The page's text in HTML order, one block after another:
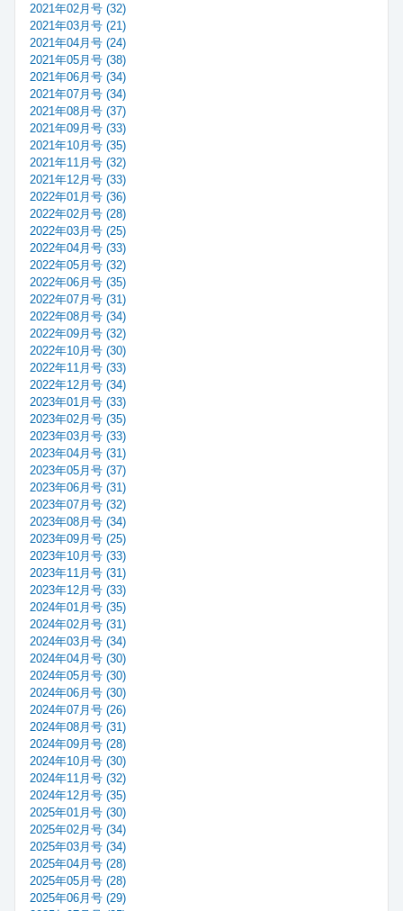
2021年02月号 (32)
2021年03月号 (21)
2021年04月号 (24)
2021年05月号 (38)
2021年06月号 (34)
2021年07月号 (34)
2021年08月号 (37)
2021年09月号 (33)
2021年10月号 (35)
2021年11月号 (32)
2021年12月号 (33)
2022年01月号 (36)
2022年02月号 (28)
2022年03月号 (25)
2022年04月号 (33)
2022年05月号 (32)
2022年06月号 (35)
2022年07月号 (31)
2022年08月号 (34)
2022年09月号 (32)
2022年10月号 (30)
2022年11月号 (33)
2022年12月号 (34)
2023年01月号 (33)
2023年02月号 (35)
2023年03月号 (33)
2023年04月号 (31)
2023年05月号 (37)
2023年06月号 (31)
2023年07月号 (32)
2023年08月号 (34)
2023年09月号 (25)
2023年10月号 (33)
2023年11月号 (31)
2023年12月号 (33)
2024年01月号 (35)
2024年02月号 (31)
2024年03月号 (34)
2024年04月号 (30)
2024年05月号 (30)
2024年06月号 (30)
2024年07月号 (26)
2024年08月号 (31)
2024年09月号 (28)
2024年10月号 (30)
2024年11月号 (32)
2024年12月号 (35)
2025年01月号 (30)
2025年02月号 (34)
2025年03月号 (34)
2025年04月号 (28)
2025年05月号 (28)
2025年06月号 (29)